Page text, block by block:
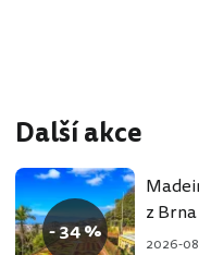
Další akce
- 34 %
z Brna
2026-